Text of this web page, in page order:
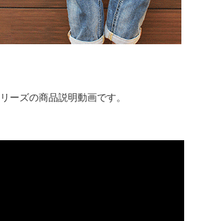
ーズの商品説明動画です。